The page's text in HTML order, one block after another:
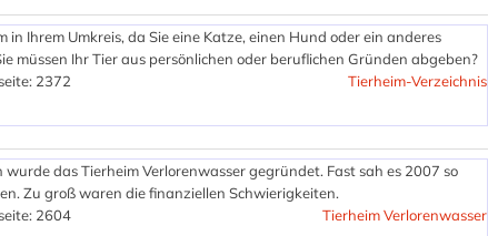
in Ihrem Umkreis, da Sie eine Katze, einen Hund oder ein anderes
müssen Ihr Tier aus persönlichen oder beruflichen Gründen abgeben?
2372
Tierheim-Verzeichnis
wurde das Tierheim Verlorenwasser gegründet. Fast sah es 2007 so
Zu groß waren die finanziellen Schwierigkeiten.
2604
Tierheim Verlorenwasser